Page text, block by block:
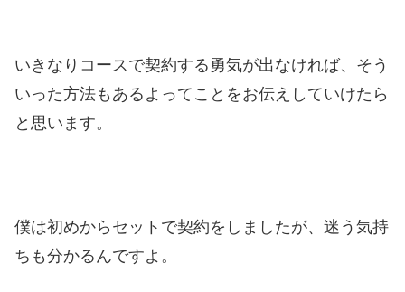
いきなりコースで契約する勇気が出なければ、そう
いった方法もあるよってことをお伝えしていけたら
と思います。
僕は初めからセットで契約をしましたが、迷う気持
ちも分かるんですよ。